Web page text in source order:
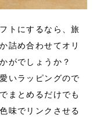
トにするなら、旅
詰め合わせてオリ
がでしょうか？
いラッピングので
まとめるだけでも
味でリンクさせる